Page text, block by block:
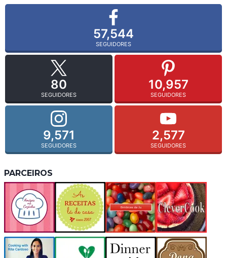
57,544
SEGUIDORES
80
SEGUIDORES
10,957
SEGUIDORES
9,571
SEGUIDORES
2,577
SEGUIDORES
PARCEIROS